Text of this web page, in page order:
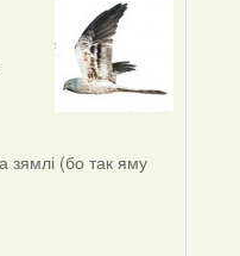
зямлі (бо так яму